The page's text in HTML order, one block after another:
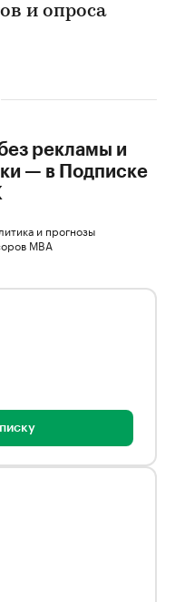
и опроса
рекламы и
— в Подписке
и прогнозы
MBA